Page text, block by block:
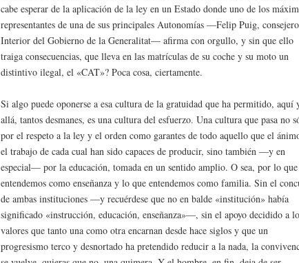
cabe esperar de la aplicación de la ley en un Estado donde uno de los
representantes de una de sus principales Autonomías —Felip Puig,
Interior del Gobierno de la Generalitat— afirma con orgullo, y sin que ello
traiga consecuencias, que lleva en las matrículas de su coche y su moto un
distintivo ilegal, el «CAT»? Poca cosa, ciertamente.
Si algo puede oponerse a esa cultura de la gratuidad que ha permitido, aquí
allá, tantos desmanes, es una cultura del esfuerzo. Una cultura que pasa no
por el respeto a la ley y el orden como garantes de todo aquello que el
el trabajo de cada cual han sido capaces de producir, sino también —y en
especial— por la educación, tomada en un sentido amplio. O sea, por lo que
entendemos como enseñanza y lo que entendemos como familia. Sin el
de ambas instituciones —y recuérdese que no en balde «institución» había
significado «instrucción, educación, enseñanza»—, sin el apoyo decidido a
valores que tanto una como otra encarnan desde hace siglos y que un
progresismo terco y desnortado ha pretendido reducir a la nada, la